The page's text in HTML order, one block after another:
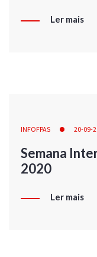
Ler mais
INFOFPAS 20-09-
Semana
2020
Ler mais